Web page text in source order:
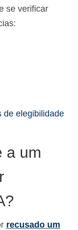
se verificar
de elegibilidade
a um
recusado um